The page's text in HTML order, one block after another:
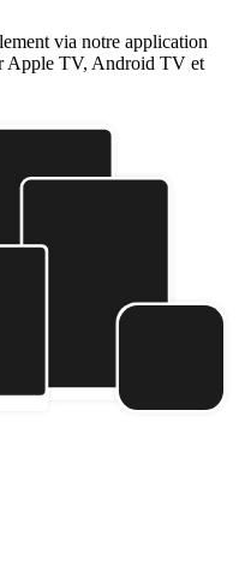
via notre application
Apple TV, Android TV et